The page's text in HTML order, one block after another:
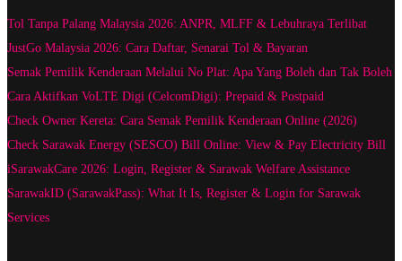
Tol Tanpa Palang Malaysia 2026: ANPR, MLFF & Lebuhraya Terlibat
JustGo Malaysia 2026: Cara Daftar, Senarai Tol & Bayaran
Semak Pemilik Kenderaan Melalui No Plat: Apa Yang Boleh dan Tak Boleh
Cara Aktifkan VoLTE Digi (CelcomDigi): Prepaid & Postpaid
Check Owner Kereta: Cara Semak Pemilik Kenderaan Online (2026)
Check Sarawak Energy (SESCO) Bill Online: View & Pay Electricity Bill
iSarawakCare 2026: Login, Register & Sarawak Welfare Assistance
SarawakID (SarawakPass): What It Is, Register & Login for Sarawak
Services